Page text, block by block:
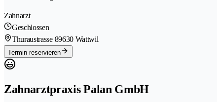
Zahnarzt
Geschlossen
Thuraustrasse 89630 Wattwil
Termin reservieren
Zahnarztpraxis Palan GmbH